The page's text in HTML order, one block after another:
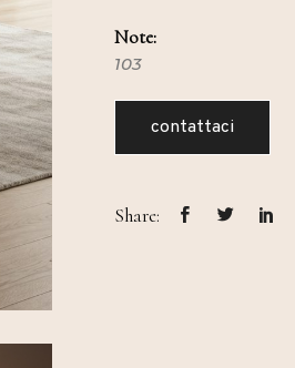
Note:
103
contattaci
Share: